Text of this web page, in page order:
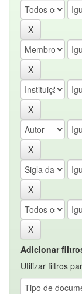
Adicionar
Utilizar filtros